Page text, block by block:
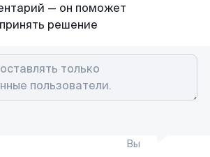
— он поможет
решение
Вы